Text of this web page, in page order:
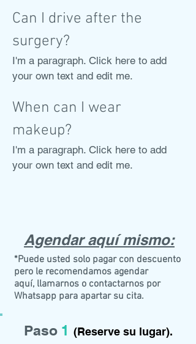
Can I drive after the
surgery?
I'm a paragraph. Click here to add
your own text and edit me.
When can I wear
makeup?
I'm a paragraph. Click here to add
your own text and edit me.
Agendar aquí mismo:
*Puede usted solo pagar con descuento
pero le recomendamos agendar
aquí, llamarnos o contactarnos por
Whatsapp para apartar su cita.
Paso 1 (Reserve su lugar).